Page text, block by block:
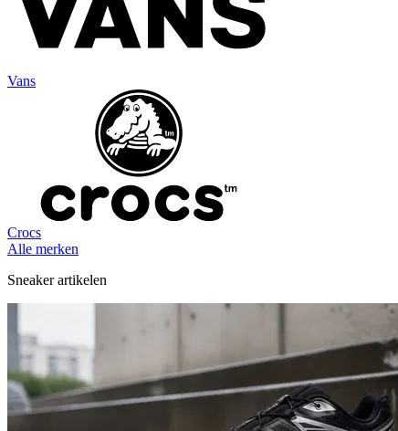
Vans
Crocs
Alle merken
Sneaker artikelen